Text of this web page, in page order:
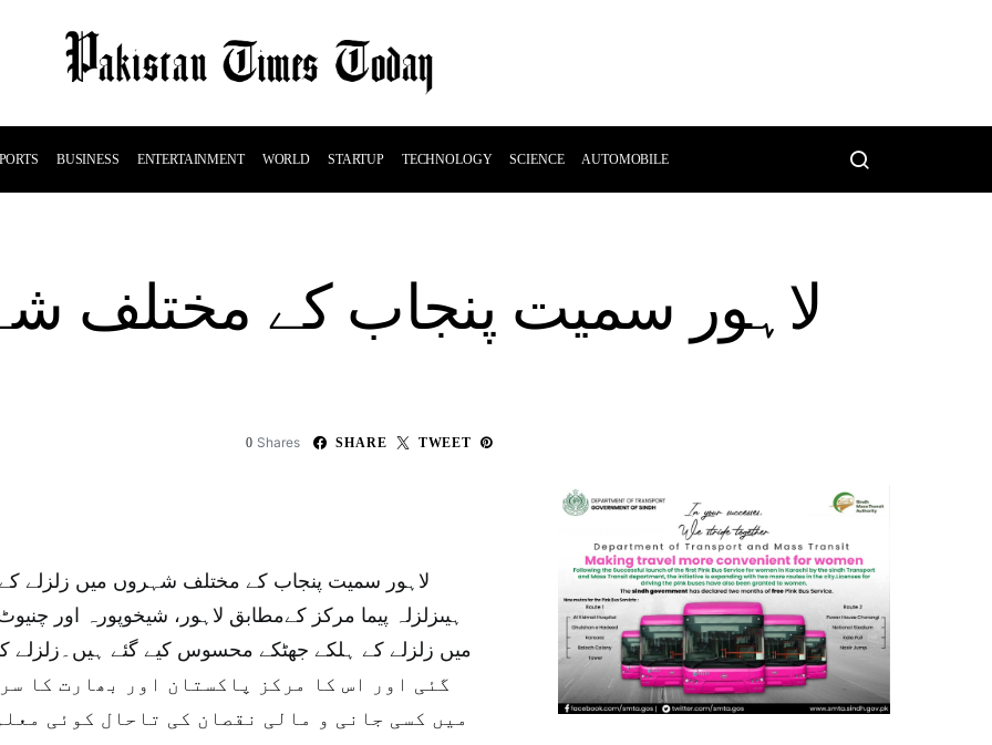
BUSINESS ENTERTAINMENT WORLD STARTUP TECHNOLOGY SCIENCE AUTOMOBILE
لاہور سمیت پنجاب کے مختلف
0 Shares SHARE TWEET
لاہور سمیت پنجاب کے مختلف شہروں میں زلزلے
ہیںزلزلہ پیما مرکز کےمطابق لاہور، شیخوپورہ اور
گئی اور اس کا مرکز پاکستان اور بھارت کا
میں کسی جانی و مالی نقصان کی تاحال کوئی